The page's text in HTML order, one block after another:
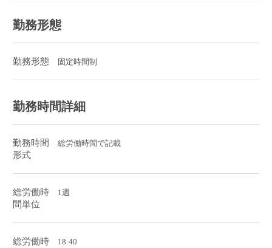
勤務形態
勤務形態 固定時間制
勤務時間詳細
勤務時間
形式
総労働時間で記載
総労働時
間単位
1週
総労働時
18:40